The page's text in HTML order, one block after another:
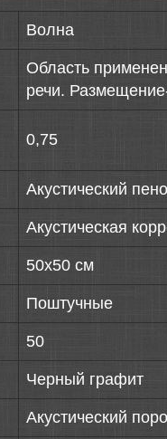
Волна
Область
речи.
0,75
Акустический
Акустическая
50х50 см
Поштучные
50
Черный графит
Акустический